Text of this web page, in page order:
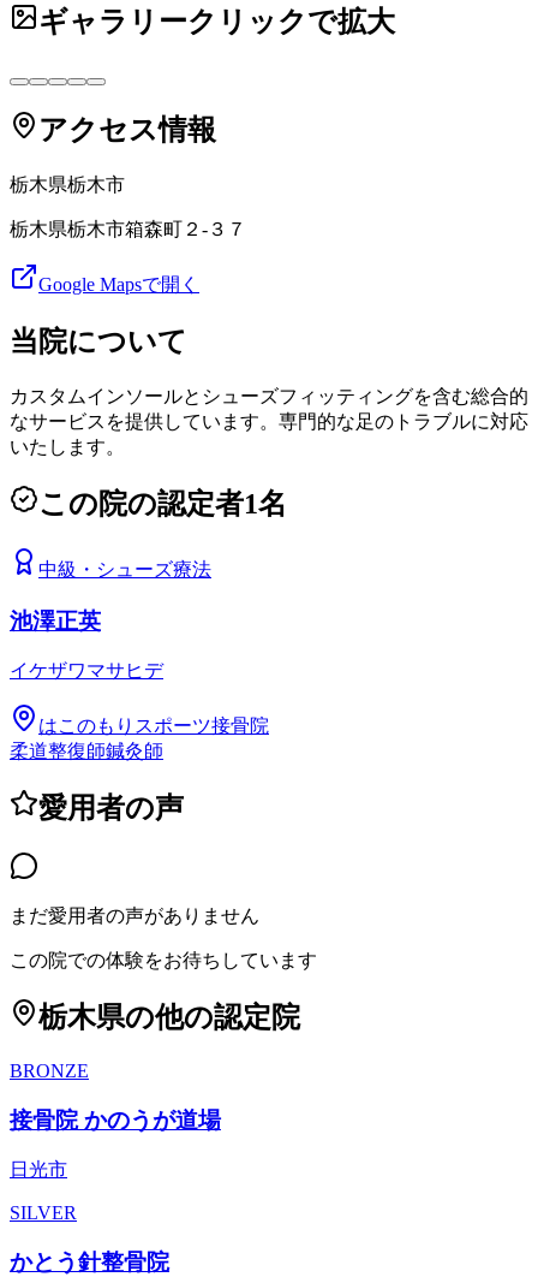
ギャラリークリックで拡大
アクセス情報
栃木県栃木市
栃木県栃木市箱森町２-３７
Google Mapsで開く
当院について
カスタムインソールとシューズフィッティングを含む総合的
なサービスを提供しています。専門的な足のトラブルに対応
いたします。
この院の認定者1名
中級 ・ シューズ療法
池澤正英
イケザワマサヒデ
はこのもりスポーツ接骨院
柔道整復師鍼灸師
愛用者の声
まだ愛用者の声がありません
この院での体験をお待ちしています
栃木県の他の認定院
BRONZE
接骨院 かのうが道場
日光市
SILVER
かとう針整骨院